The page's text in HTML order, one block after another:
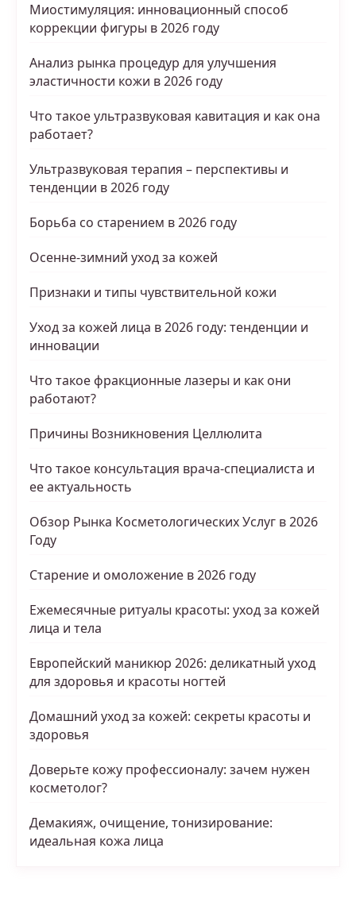
Миостимуляция: инновационный способ
коррекции фигуры в 2026 году
Анализ рынка процедур для улучшения
эластичности кожи в 2026 году
Что такое ультразвуковая кавитация и как она
работает?
Ультразвуковая терапия – перспективы и
тенденции в 2026 году
Борьба со старением в 2026 году
Осенне-зимний уход за кожей
Признаки и типы чувствительной кожи
Уход за кожей лица в 2026 году: тенденции и
инновации
Что такое фракционные лазеры и как они
работают?
Причины Возникновения Целлюлита
Что такое консультация врача-специалиста и
ее актуальность
Обзор Рынка Косметологических Услуг в 2026
Году
Старение и омоложение в 2026 году
Ежемесячные ритуалы красоты: уход за кожей
лица и тела
Европейский маникюр 2026: деликатный уход
для здоровья и красоты ногтей
Домашний уход за кожей: секреты красоты и
здоровья
Доверьте кожу профессионалу: зачем нужен
косметолог?
Демакияж, очищение, тонизирование:
идеальная кожа лица